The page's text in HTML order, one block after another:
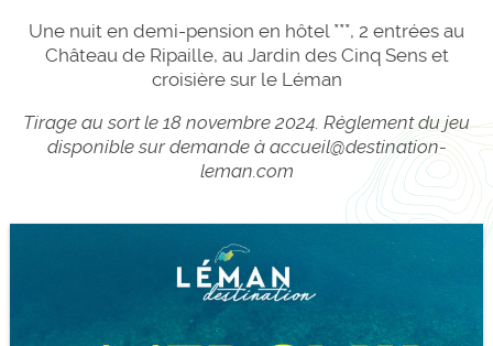
Une nuit en demi-pension en hôtel ***, 2 entrées au
Château de Ripaille, au Jardin des Cinq Sens et
croisière sur le Léman
Tirage au sort le 18 novembre 2024. Règlement du jeu
disponible sur demande à accueil@destination-
leman.com